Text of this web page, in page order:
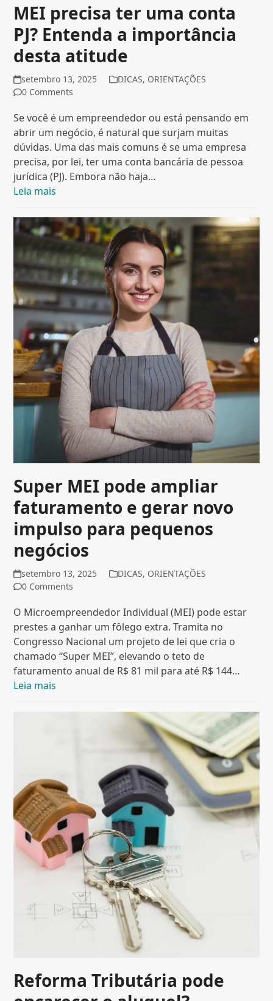
MEI precisa ter uma conta
PJ? Entenda a importância
desta atitude
setembro 13, 2025 DICAS, ORIENTAÇÕES
0 Comments
Se você é um empreendedor ou está pensando em
abrir um negócio, é natural que surjam muitas
dúvidas. Uma das mais comuns é se uma empresa
precisa, por lei, ter uma conta bancária de pessoa
jurídica (PJ). Embora não haja…
Leia mais
Super MEI pode ampliar
faturamento e gerar novo
impulso para pequenos
negócios
setembro 13, 2025 DICAS, ORIENTAÇÕES
0 Comments
O Microempreendedor Individual (MEI) pode estar
prestes a ganhar um fôlego extra. Tramita no
Congresso Nacional um projeto de lei que cria o
chamado “Super MEI”, elevando o teto de
faturamento anual de R$ 81 mil para até R$ 144…
Leia mais
Reforma Tributária pode